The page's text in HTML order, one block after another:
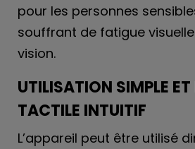
pour les personnes
souffrant de fatigue
vision.
UTILISATION SIMPLE
TACTILE INTUITIF
L’appareil peut être utilisé